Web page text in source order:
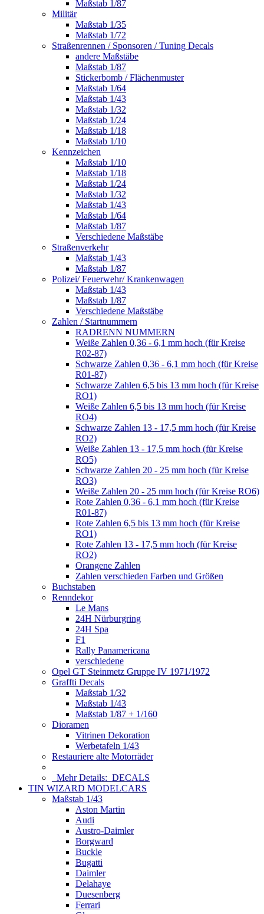
Maßstab 1/87
Militär
Maßstab 1/35
Maßstab 1/72
Straßenrennen / Sponsoren / Tuning Decals
andere Maßstäbe
Maßstab 1/87
Stickerbomb / Flächenmuster
Maßstab 1/64
Maßstab 1/43
Maßstab 1/32
Maßstab 1/24
Maßstab 1/18
Maßstab 1/10
Kennzeichen
Maßstab 1/10
Maßstab 1/18
Maßstab 1/24
Maßstab 1/32
Maßstab 1/43
Maßstab 1/64
Maßstab 1/87
Verschiedene Maßstäbe
Straßenverkehr
Maßstab 1/43
Maßstab 1/87
Polizei/ Feuerwehr/ Krankenwagen
Maßstab 1/43
Maßstab 1/87
Verschiedene Maßstäbe
Zahlen / Startnummern
RADRENN NUMMERN
Weiße Zahlen 0,36 - 6,1 mm hoch (für Kreise
R02-87)
Schwarze Zahlen 0,36 - 6,1 mm hoch (für Kreise
R01-87)
Schwarze Zahlen 6,5 bis 13 mm hoch (für Kreise
RO1)
Weiße Zahlen 6,5 bis 13 mm hoch (für Kreise
RO4)
Schwarze Zahlen 13 - 17,5 mm hoch (für Kreise
RO2)
Weiße Zahlen 13 - 17,5 mm hoch (für Kreise
RO5)
Schwarze Zahlen 20 - 25 mm hoch (für Kreise
RO3)
Weiße Zahlen 20 - 25 mm hoch (für Kreise RO6)
Rote Zahlen 0,36 - 6,1 mm hoch (für Kreise
R01-87)
Rote Zahlen 6,5 bis 13 mm hoch (für Kreise
RO1)
Rote Zahlen 13 - 17,5 mm hoch (für Kreise
RO2)
Orangene Zahlen
Zahlen verschieden Farben und Größen
Buchstaben
Renndekor
Le Mans
24H Nürburgring
24H Spa
F1
Rally Panamericana
verschiedene
Opel GT Steinmetz Gruppe IV 1971/1972
Graffti Decals
Maßstab 1/32
Maßstab 1/43
Maßstab 1/87 + 1/160
Dioramen
Vitrinen Dekoration
Werbetafeln 1/43
Restauriere alte Motorräder
Mehr Details: DECALS
TIN WIZARD MODELCARS
Maßstab 1/43
Aston Martin
Audi
Austro-Daimler
Borgward
Buckle
Bugatti
Daimler
Delahaye
Duesenberg
Ferrari